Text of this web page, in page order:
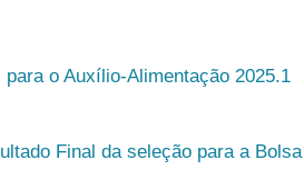
para o Auxílio-Alimentação 2025.1
Final da seleção para a